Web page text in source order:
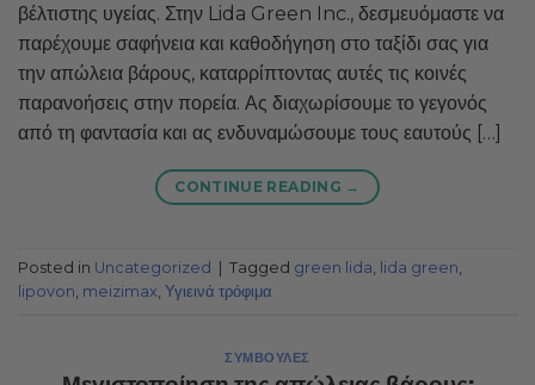
βέλτιστης υγείας. Στην Lida Green Inc., δεσμευόμαστε να
παρέχουμε σαφήνεια και καθοδήγηση στο ταξίδι σας για
την απώλεια βάρους, καταρρίπτοντας αυτές τις κοινές
παρανοήσεις στην πορεία. Ας διαχωρίσουμε το γεγονός
από τη φαντασία και ας ενδυναμώσουμε τους εαυτούς […]
CONTINUE READING →
Posted in Uncategorized Tagged green lida, lida green,
lipovon, meizimax, Υγιεινά τρόφιμα
ΣΥΜΒΟΥΛΈΣ